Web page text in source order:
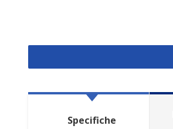
Specifiche